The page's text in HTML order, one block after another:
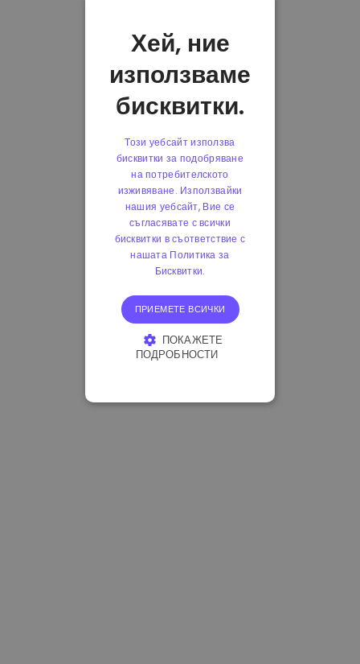
Хей, ние
използваме
бисквитки.
Този уебсайт използва
бисквитки за подобряване
на потребителското
изживяване. Използвайки
нашия уебсайт, Вие се
съгласявате с всички
бисквитки в съответствие с
нашата Политика за
Бисквитки.
ПРИЕМЕТЕ ВСИЧКИ
ПОКАЖЕТЕ
ПОДРОБНОСТИ